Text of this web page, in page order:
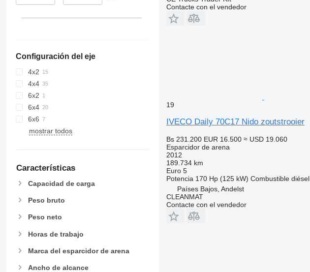
Configuración del eje
4x2
4x4
6x2
6x4
6x6
mostrar todos
Características
Capacidad de carga
Peso bruto
Peso neto
Horas de trabajo
Marca del esparcidor de arena
Ancho de alcance
Contacte con el vendedor
19
IVECO Daily 70C17 Nido zoutstrooier
Bs 231.200 EUR 16.500 ≈ USD 19.060
Esparcidor de arena
2012
189.734 km
Euro 5
Potencia 170 Hp (125 kW) Combustible diésel
Países Bajos, Andelst
CLEANMAT
Contacte con el vendedor